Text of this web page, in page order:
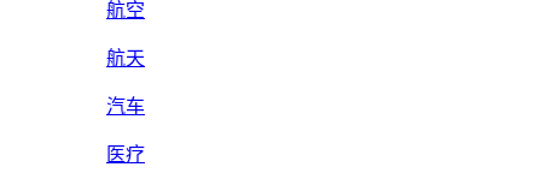
航空
航天
汽车
医疗